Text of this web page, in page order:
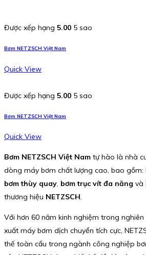
Được xếp hạng 5.00 5 sao
Bơm NETZSCH Việt Nam
Quick View
Được xếp hạng 5.00 5 sao
Bơm NETZSCH Việt Nam
Quick View
Bơm NETZSCH Việt Nam tự hào là nhà
dòng máy bơm chất lượng cao, bao gồm:
bơm thùy quay, bơm trục vít đa năng và
thương hiệu NETZSCH.
Với hơn 60 năm kinh nghiệm trong
xuất máy bơm dịch chuyển tích cực,
thế toàn cầu trong ngành công nghiệp